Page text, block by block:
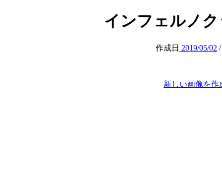
インフェルノ
作成日 2019/05/02
新しい画像を作